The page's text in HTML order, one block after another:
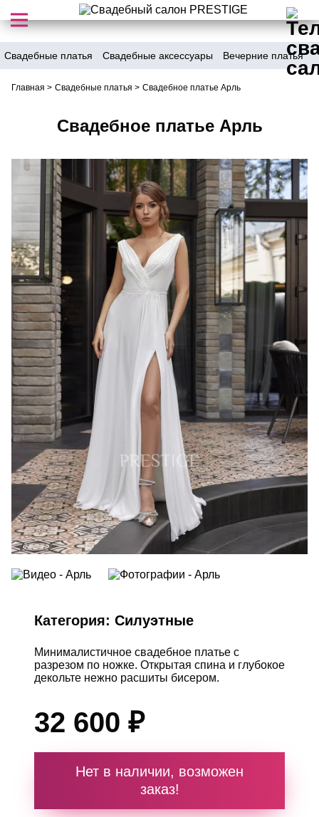
Свадебные платья Свадебные аксессуары Вечерние платья
Главная > Свадебные платья > Свадебное платье Арль
Свадебное платье Арль
Категория: Cилуэтные
Минималистичное свадебное платье с
разрезом по ножке. Открытая спина и глубокое
декольте нежно расшиты бисером.
32 600 ₽
Нет в наличии, возможен
заказ!